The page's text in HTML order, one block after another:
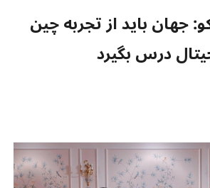
جهان باید از تجربه چین
درس بگیرد